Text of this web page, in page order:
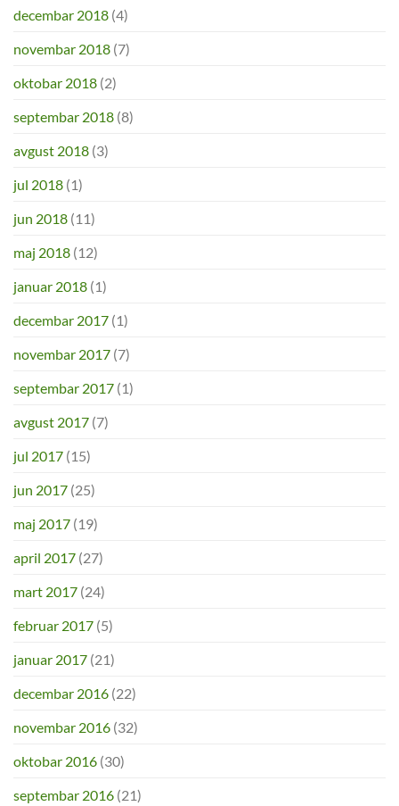
decembar 2018 (4)
novembar 2018 (7)
oktobar 2018 (2)
septembar 2018 (8)
avgust 2018 (3)
jul 2018 (1)
jun 2018 (11)
maj 2018 (12)
januar 2018 (1)
decembar 2017 (1)
novembar 2017 (7)
septembar 2017 (1)
avgust 2017 (7)
jul 2017 (15)
jun 2017 (25)
maj 2017 (19)
april 2017 (27)
mart 2017 (24)
februar 2017 (5)
januar 2017 (21)
decembar 2016 (22)
novembar 2016 (32)
oktobar 2016 (30)
septembar 2016 (21)